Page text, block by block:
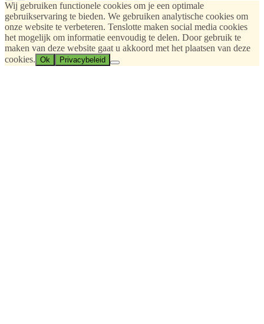
Wij gebruiken functionele cookies om je een optimale
gebruikservaring te bieden. We gebruiken analytische cookies om
onze website te verbeteren. Tenslotte maken social media cookies
het mogelijk om informatie eenvoudig te delen. Door gebruik te
maken van deze website gaat u akkoord met het plaatsen van deze
cookies. Ok Privacybeleid